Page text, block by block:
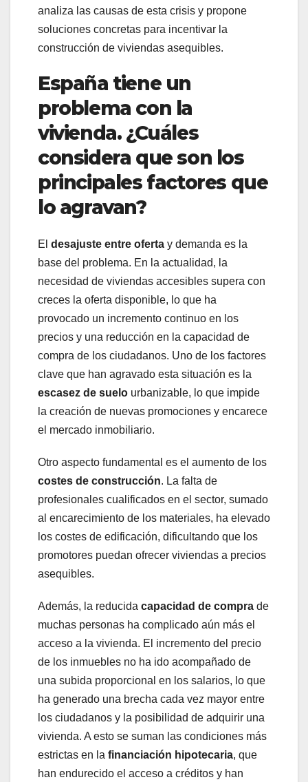
analiza las causas de esta crisis y propone
soluciones concretas para incentivar la
construcción de viviendas asequibles.
España tiene un
problema con la
vivienda. ¿Cuáles
considera que son los
principales factores que
lo agravan?
El desajuste entre oferta y demanda es la
base del problema. En la actualidad, la
necesidad de viviendas accesibles supera con
creces la oferta disponible, lo que ha
provocado un incremento continuo en los
precios y una reducción en la capacidad de
compra de los ciudadanos. Uno de los factores
clave que han agravado esta situación es la
escasez de suelo urbanizable, lo que impide
la creación de nuevas promociones y encarece
el mercado inmobiliario.
Otro aspecto fundamental es el aumento de los
costes de construcción. La falta de
profesionales cualificados en el sector, sumado
al encarecimiento de los materiales, ha elevado
los costes de edificación, dificultando que los
promotores puedan ofrecer viviendas a precios
asequibles.
Además, la reducida capacidad de compra de
muchas personas ha complicado aún más el
acceso a la vivienda. El incremento del precio
de los inmuebles no ha ido acompañado de
una subida proporcional en los salarios, lo que
ha generado una brecha cada vez mayor entre
los ciudadanos y la posibilidad de adquirir una
vivienda. A esto se suman las condiciones más
estrictas en la financiación hipotecaria, que
han endurecido el acceso a créditos y han